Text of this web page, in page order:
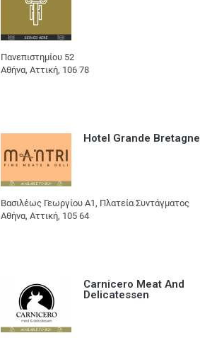
Πανεπιστημίου 52
Αθήνα, Αττική, 106 78
Hotel Grande Bretagne
Βασιλέως Γεωργίου Α1, Πλατεία Συντάγματος
Αθήνα, Αττική, 105 64
Carnicero Meat And
Delicatessen